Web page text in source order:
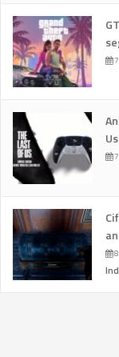
7
7
8